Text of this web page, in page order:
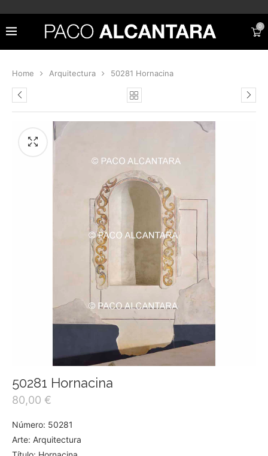
0
Home Arquitectura 50281 Hornacina
50281 Hornacina
80,00 €
Número: 50281
Arte: Arquitectura